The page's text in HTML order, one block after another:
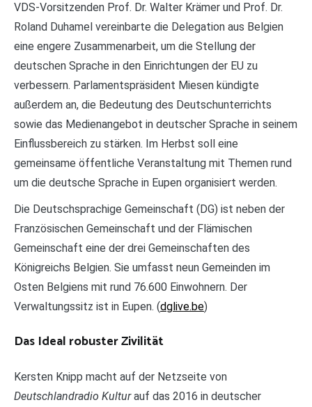
VDS-Vorsitzenden Prof. Dr. Walter Krämer und Prof. Dr.
Roland Duhamel vereinbarte die Delegation aus Belgien
eine engere Zusammenarbeit, um die Stellung der
deutschen Sprache in den Einrichtungen der EU zu
verbessern. Parlamentspräsident Miesen kündigte
außerdem an, die Bedeutung des Deutschunterrichts
sowie das Medienangebot in deutscher Sprache in seinem
Einflussbereich zu stärken. Im Herbst soll eine
gemeinsame öffentliche Veranstaltung mit Themen rund
um die deutsche Sprache in Eupen organisiert werden.
Die Deutschsprachige Gemeinschaft (DG) ist neben der
Französischen Gemeinschaft und der Flämischen
Gemeinschaft eine der drei Gemeinschaften des
Königreichs Belgien. Sie umfasst neun Gemeinden im
Osten Belgiens mit rund 76.600 Einwohnern. Der
Verwaltungssitz ist in Eupen. (dglive.be)
Das Ideal robuster Zivilität
Kersten Knipp macht auf der Netzseite von
Deutschlandradio Kulturauf das 2016 in deutscher